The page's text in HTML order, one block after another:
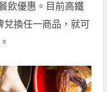
飲優惠。目前高鐵
兌換任一商品，就可